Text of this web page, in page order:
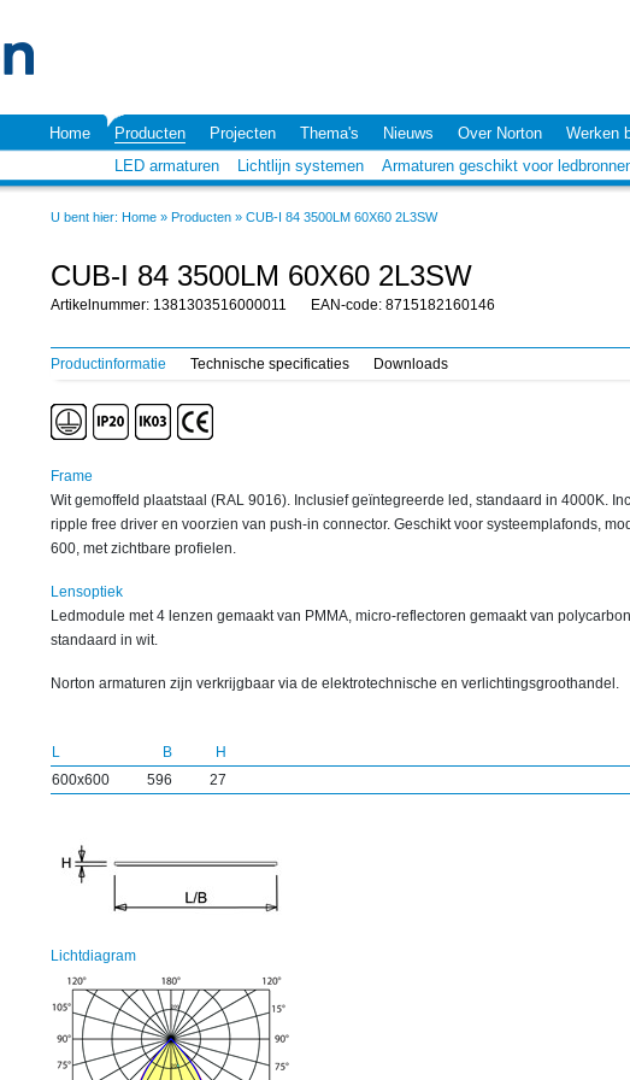
Home Producten Projecten Thema's Nieuws Over Norton
Werken
LED armaturen
Lichtlijn systemen Armaturen geschikt voor
U bent hier: Home » Producten » CUB-I 84 3500LM 60X60 2L3SW
CUB-I 84 3500LM 60X60 2L3SW
Artikelnummer: 1381303516000011 EAN-code: 8715182160146
Productinformatie Technische specificaties Downloads
Frame
Wit gemoffeld plaatstaal (RAL 9016). Inclusief geïntegreerde led, standaard in 4000K.
ripple free driver en voorzien van push-in connector. Geschikt voor systeemplafonds,
600, met zichtbare profielen.
Lensoptiek
Ledmodule met 4 lenzen gemaakt van PMMA, micro-reflectoren gemaakt van
standaard in wit.
Norton armaturen zijn verkrijgbaar via de elektrotechnische en verlichtingsgroothandel.
L B
H
600x600
596 27
Lichtdiagram